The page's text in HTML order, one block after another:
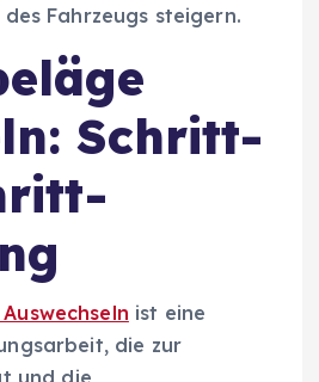
Fahrzeugs steigern.
Schritt-
ist eine
die zur